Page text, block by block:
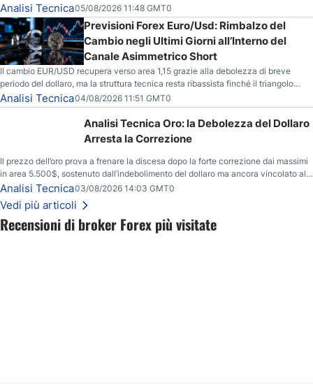
Recensioni di broker Forex più visitate
ribasso potrà estendersi verso quota 70$.
Analisi Tecnica05/08/2026 11:48 GMT0
Previsioni Forex Euro/Usd: Rimbalzo del
Cambio negli Ultimi Giorni all’Interno del
Canale Asimmetrico Short
Il cambio EUR/USD recupera verso area 1,15 grazie alla debolezza di breve
periodo del dollaro, ma la struttura tecnica resta ribassista finché il triangolo
asimmetrico short continua a contenere il movimento.
Analisi Tecnica04/08/2026 11:51 GMT0
Analisi Tecnica Oro: la Debolezza del Dollaro
Arresta la Correzione
Il prezzo dell’oro prova a frenare la discesa dopo la forte correzione dai massimi
in area 5.500$, sostenuto dall’indebolimento del dollaro ma ancora vincolato alla
resistenza chiave tra 4.110$ e 4.120$.
Analisi Tecnica03/08/2026 14:03 GMT0
Vedi più articoli